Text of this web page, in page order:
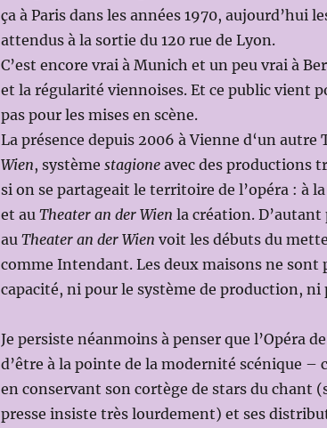
ça à Paris dans les années 1970, aujourd’hui
attendus à la sortie du 120 rue de Lyon.
C’est encore vrai à Munich et un peu vrai à
et la régularité viennoises. Et ce public vient
pas pour les mises en scène.
La présence depuis 2006 à Vienne d‘un autre
Wien, système stagioneavec des productions
si on se partageait le territoire de l’opéra : à la
et au Theater an der Wien la création. D’autant
au Theater an der Wien voit les débuts du
comme Intendant. Les deux maisons ne sont
capacité, ni pour le système de production, ni
Je persiste néanmoins à penser que l’Opéra
d’être à la pointe de la modernité scénique –
en conservant son cortège de stars du chant
presse insiste très lourdement) et ses